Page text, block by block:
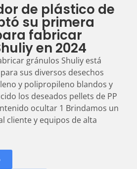
de plástico de
su primera
fabricar
en 2024
gránulos Shuliy está
sus diversos desechos
y polipropileno blandos y
los deseados pellets de PP
ocultar 1 Brindamos un
cliente y equipos de alta